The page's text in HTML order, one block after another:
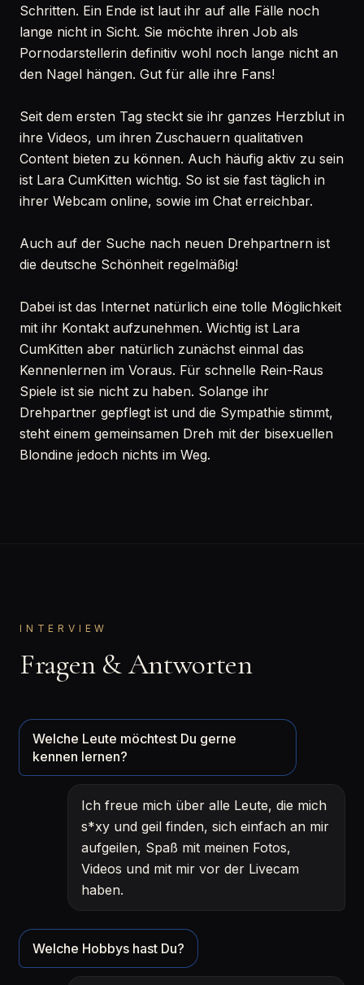
Schritten. Ein Ende ist laut ihr auf alle Fälle noch
lange nicht in Sicht. Sie möchte ihren Job als
Pornodarstellerin definitiv wohl noch lange nicht an
den Nagel hängen. Gut für alle ihre Fans!
Seit dem ersten Tag steckt sie ihr ganzes Herzblut in
ihre Videos, um ihren Zuschauern qualitativen
Content bieten zu können. Auch häufig aktiv zu sein
ist Lara CumKitten wichtig. So ist sie fast täglich in
ihrer Webcam online, sowie im Chat erreichbar.
Auch auf der Suche nach neuen Drehpartnern ist
die deutsche Schönheit regelmäßig!
Dabei ist das Internet natürlich eine tolle Möglichkeit
mit ihr Kontakt aufzunehmen. Wichtig ist Lara
CumKitten aber natürlich zunächst einmal das
Kennenlernen im Voraus. Für schnelle Rein-Raus
Spiele ist sie nicht zu haben. Solange ihr
Drehpartner gepflegt ist und die Sympathie stimmt,
steht einem gemeinsamen Dreh mit der bisexuellen
Blondine jedoch nichts im Weg.
INTERVIEW
Fragen & Antworten
Welche Leute möchtest Du gerne
kennen lernen?
Ich freue mich über alle Leute, die mich
s*xy und geil finden, sich einfach an mir
aufgeilen, Spaß mit meinen Fotos,
Videos und mit mir vor der Livecam
haben.
Welche Hobbys hast Du?